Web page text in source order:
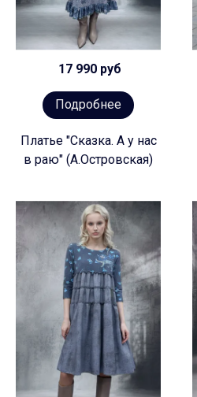
17 990 руб
Подробнее
Платье "Сказка. А у нас
в раю" (А.Островская)